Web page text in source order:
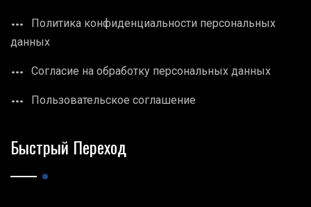
Политика конфиденциальности персональных
данных
Согласие на обработку персональных данных
Пользовательское соглашение
Быстрый Переход